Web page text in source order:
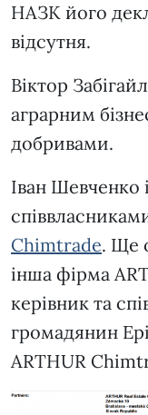
НАЗК його
відсутня.
Віктор
аграрним
добривами.
Іван Шевченко
Chimtrade. Ще
інша фірма
керівник та
громадянин
ARTHUR